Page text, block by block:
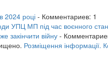
2024 році - Комментариев: 1
УПЦ МП під час воєнного
закінчити війну -
Розміщення інформації.